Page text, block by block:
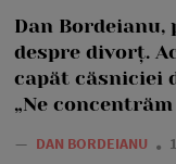
Dan
despre divorț.
capăt căsniciei
„Ne
— DAN BORDEIANU